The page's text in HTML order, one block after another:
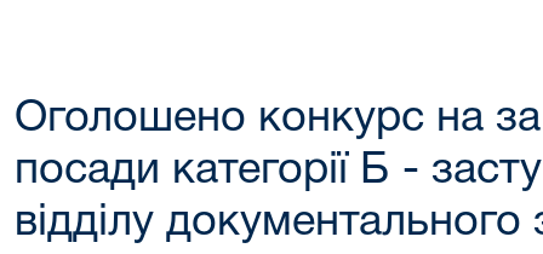
Оголошено конкурс на
посади категорії Б -
відділу документального